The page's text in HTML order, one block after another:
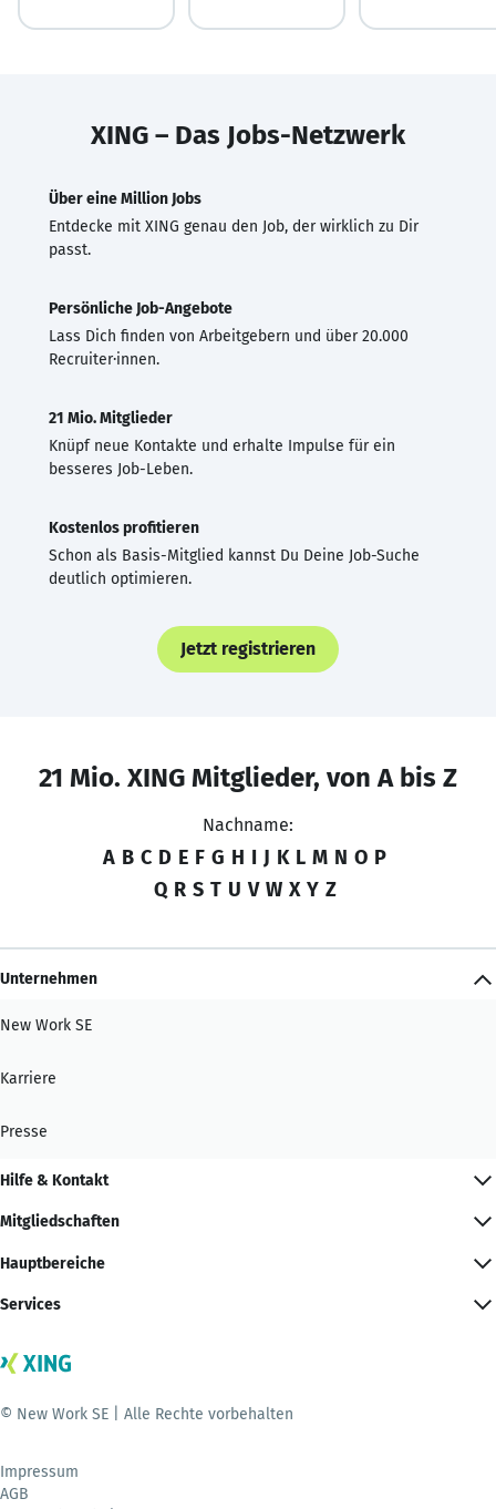
XING – Das Jobs-Netzwerk
Über eine Million Jobs
Entdecke mit XING genau den Job, der wirklich zu Dir
passt.
Persönliche Job-Angebote
Lass Dich finden von Arbeitgebern und über 20.000
Recruiter·innen.
21 Mio. Mitglieder
Knüpf neue Kontakte und erhalte Impulse für ein
besseres Job-Leben.
Kostenlos profitieren
Schon als Basis-Mitglied kannst Du Deine Job-Suche
deutlich optimieren.
Jetzt registrieren
21 Mio. XING Mitglieder, von A bis Z
Nachname:
A B C D E F G H I J K L M N O P
Q R S T U V W X Y Z
Unternehmen
New Work SE
Karriere
Presse
Hilfe & Kontakt
Mitgliedschaften
Hauptbereiche
Services
© New Work SE | Alle Rechte vorbehalten
Impressum
AGB